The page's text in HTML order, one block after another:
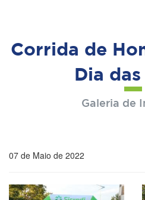
Corrida de
Dia das
Galeria de
07 de Maio de 2022